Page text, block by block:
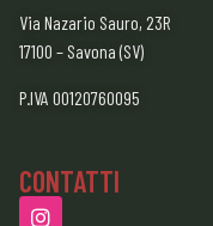
Via Nazario Sauro, 23R
17100 – Savona (SV)
P.IVA 00120760095
CONTATTI